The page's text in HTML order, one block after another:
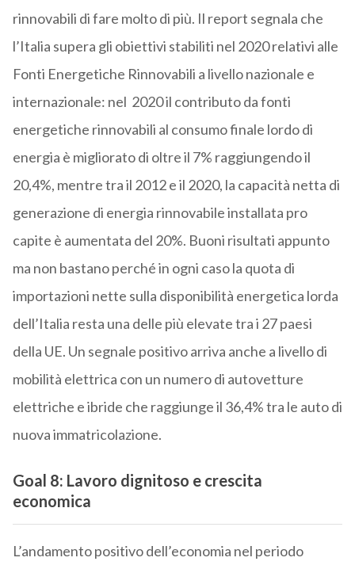
rinnovabili di fare molto di più. Il report segnala che
l’Italia supera gli obiettivi stabiliti nel 2020 relativi alle
Fonti Energetiche Rinnovabili a livello nazionale e
internazionale: nel 2020 il contributo da fonti
energetiche rinnovabili al consumo finale lordo di
energia è migliorato di oltre il 7% raggiungendo il
20,4%, mentre tra il 2012 e il 2020, la capacità netta di
generazione di energia rinnovabile installata pro
capite è aumentata del 20%. Buoni risultati appunto
ma non bastano perché in ogni caso la quota di
importazioni nette sulla disponibilità energetica lorda
dell’Italia resta una delle più elevate tra i 27 paesi
della UE. Un segnale positivo arriva anche a livello di
mobilità elettrica con un numero di autovetture
elettriche e ibride che raggiunge il 36,4% tra le auto di
nuova immatricolazione.
Goal 8: Lavoro dignitoso e crescita
economica
L’andamento positivo dell’economia nel periodo